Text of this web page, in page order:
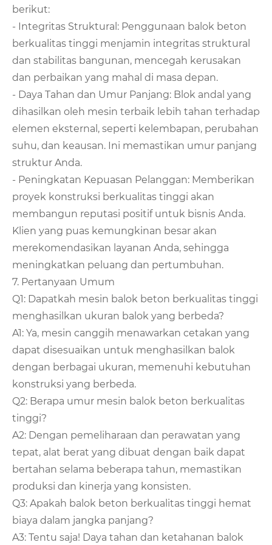
berikut:
- Integritas Struktural: Penggunaan balok beton
berkualitas tinggi menjamin integritas struktural
dan stabilitas bangunan, mencegah kerusakan
dan perbaikan yang mahal di masa depan.
- Daya Tahan dan Umur Panjang: Blok andal yang
dihasilkan oleh mesin terbaik lebih tahan terhadap
elemen eksternal, seperti kelembapan, perubahan
suhu, dan keausan. Ini memastikan umur panjang
struktur Anda.
- Peningkatan Kepuasan Pelanggan: Memberikan
proyek konstruksi berkualitas tinggi akan
membangun reputasi positif untuk bisnis Anda.
Klien yang puas kemungkinan besar akan
merekomendasikan layanan Anda, sehingga
meningkatkan peluang dan pertumbuhan.
7. Pertanyaan Umum
Q1: Dapatkah mesin balok beton berkualitas tinggi
menghasilkan ukuran balok yang berbeda?
A1: Ya, mesin canggih menawarkan cetakan yang
dapat disesuaikan untuk menghasilkan balok
dengan berbagai ukuran, memenuhi kebutuhan
konstruksi yang berbeda.
Q2: Berapa umur mesin balok beton berkualitas
tinggi?
A2: Dengan pemeliharaan dan perawatan yang
tepat, alat berat yang dibuat dengan baik dapat
bertahan selama beberapa tahun, memastikan
produksi dan kinerja yang konsisten.
Q3: Apakah balok beton berkualitas tinggi hemat
biaya dalam jangka panjang?
A3: Tentu saja! Daya tahan dan ketahanan balok